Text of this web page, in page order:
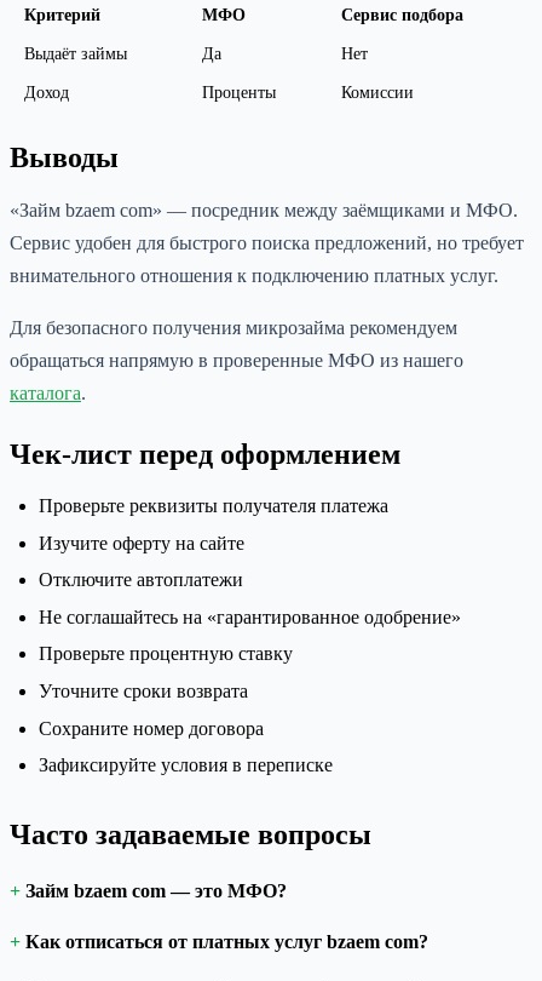
Критерий МФО Сервис подбора
Выдаёт займы Да Нет
Доход Проценты Комиссии
Выводы
«Займ bzaem com» — посредник между заёмщиками и МФО.
Сервис удобен для быстрого поиска предложений, но требует
внимательного отношения к подключению платных услуг.
Для безопасного получения микрозайма рекомендуем
обращаться напрямую в проверенные МФО из нашего
каталога.
Чек-лист перед оформлением
Проверьте реквизиты получателя платежа
Изучите оферту на сайте
Отключите автоплатежи
Не соглашайтесь на «гарантированное одобрение»
Проверьте процентную ставку
Уточните сроки возврата
Сохраните номер договора
Зафиксируйте условия в переписке
Часто задаваемые вопросы
Займ bzaem com — это МФО?
Как отписаться от платных услуг bzaem com?